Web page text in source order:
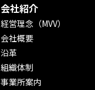
会社紹介
経営理念（MVV）
会社概要
沿革
組織体制
事業所案内